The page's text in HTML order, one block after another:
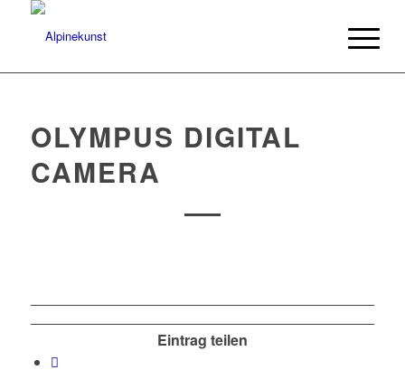
OLYMPUS DIGITAL
CAMERA
Eintrag teilen